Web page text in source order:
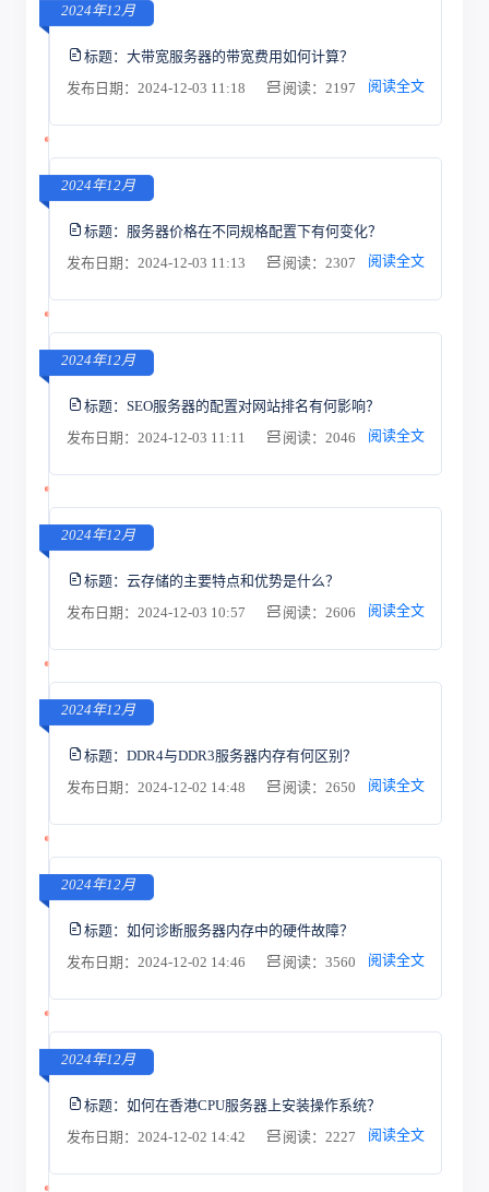
2024年12月
标题： 大带宽服务器的带宽费用如何计算？
发布日期：2024-12-03 11:18
阅读：2197 阅读全文
2024年12月
标题： 服务器价格在不同规格配置下有何变化？
发布日期：2024-12-03 11:13
阅读：2307 阅读全文
2024年12月
标题： SEO服务器的配置对网站排名有何影响？
发布日期：2024-12-03 11:11
阅读：2046 阅读全文
2024年12月
标题： 云存储的主要特点和优势是什么？
发布日期：2024-12-03 10:57
阅读：2606 阅读全文
2024年12月
标题： DDR4与DDR3服务器内存有何区别？
发布日期：2024-12-02 14:48
阅读：2650 阅读全文
2024年12月
标题： 如何诊断服务器内存中的硬件故障？
发布日期：2024-12-02 14:46
阅读：3560 阅读全文
2024年12月
标题： 如何在香港CPU服务器上安装操作系统？
发布日期：2024-12-02 14:42
阅读：2227 阅读全文